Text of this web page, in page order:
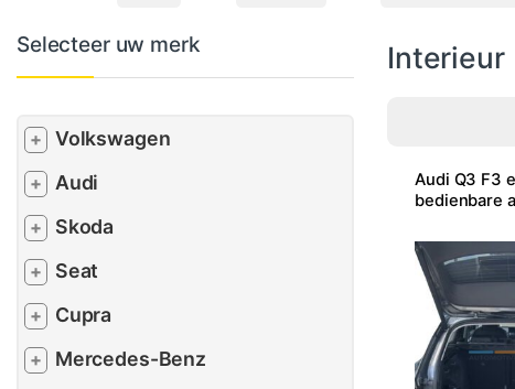
Interieur
Audi Q3 F3
bedienbare
Selecteer uw merk
+ Volkswagen
+ Audi
+ Skoda
+ Seat
+ Cupra
+ Mercedes-Benz